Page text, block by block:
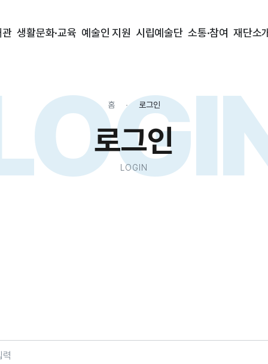
관 생활문화·교육 예술인 지원 시립예술단 소통·참여 재단소
홈 로그인
로그인
LOGIN